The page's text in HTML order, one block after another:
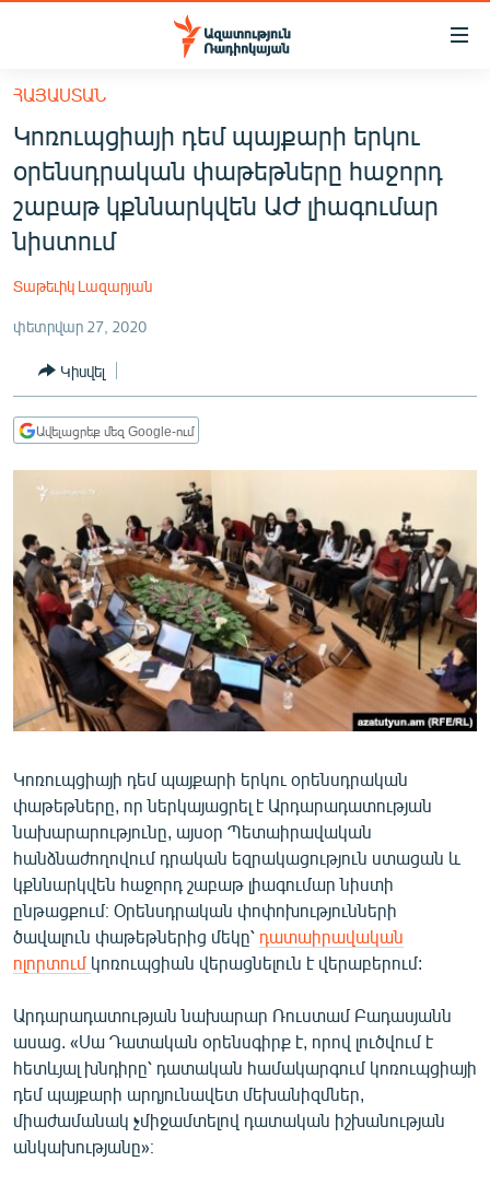
Մատչելիության
հիմնական
բովանդակությանը
Անցնել
հիմնական
մենյուին
Որոնում
ՀԱՅԱՍՏԱՆ
ՔԱՂԱՔԱԿԱՆ
ԸՆՏՐՈՒԹՅՈՒՆՆԵՐ 2026
ՊԱՏԵՐԱԶՄԻ 6 ՇԱԲԱԹՆԵՐԸ
ՏԱՐԱԾԱՇՐՋԱՆ
ՄԻՋԱԶԳԱՅԻՆ
ՄՇԱԿՈՒՅԹ
ՍՊՈՐՏ
ՄԵԿՆԱԲԱՆՈՒԹՅՈՒՆ
ՏՏ ԵՒ ԻՆՏԵՐՆԵՏ
ԿՈՐՈՆԱՎԻՐՈՒՍ
ՏԵՍԱՆՅՈՒԹԵՐ
ԲԱՆԱՎԵՃ
ՁԳՏԵԼՈՎ ԼԱՎԱԳՈՒՅՆԻՆ
ՓՈԴՔԱՍԹ
Հայերեն
Русский
ՀԵՏԵՎԵՔ ՄԵԶ
ՀԱՅԱՍՏԱՆ
Կոռուպցիայի դեմ պայքարի երկու
օրենսդրական փաթեթները հաջորդ
շաբաթ կքննարկվեն ԱԺ լիագումար
նիստում
Տաթեւիկ Լազարյան
փետրվար 27, 2020
Կիսվել
Ավելացրեք մեզ Google-ում
Կոռուպցիայի դեմ պայքարի երկու օրենսդրական
փաթեթները, որ ներկայացրել է Արդարադատության
նախարարությունը, այսօր Պետաիրավական
հանձնաժողովում դրական եզրակացություն ստացան և
կքննարկվեն հաջորդ շաբաթ լիագումար նիստի
ընթացքում։ Օրենսդրական փոփոխությունների
ծավալուն փաթեթներից մեկը՝ դատաիրավական
ոլորտում կոռուպցիան վերացնելուն է վերաբերում:
Արդարադատության նախարար Ռուստամ Բադասյանն
ասաց. «Սա Դատական օրենսգիրք է, որով լուծվում է
հետևյալ խնդիրը՝ դատական համակարգում կոռուպցիայի
դեմ պայքարի արդյունավետ մեխանիզմներ,
միաժամանակ չմիջամտելով դատական իշխանության
անկախությանը»։